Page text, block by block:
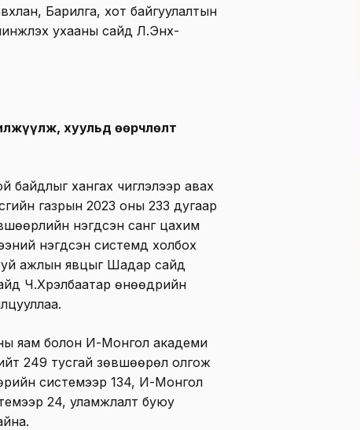
Барилга, хот байгуулалтын
ухааны сайд Л.Энх-
хуульд өөрчлөлт
байдлыг хангах чиглэлээр авах
газрын 2023 оны 233 дугаар
нэгдсэн санг цахим
нэгдсэн системд холбох
ажлын явцыг Шадар сайд
Ч.Хүрэлбаатар өнөөдрийн
яам болон И-Монгол академи
249 тусгай зөвшөөрөл олгож
системээр 134, И-Монгол
24, уламжлалт буюу